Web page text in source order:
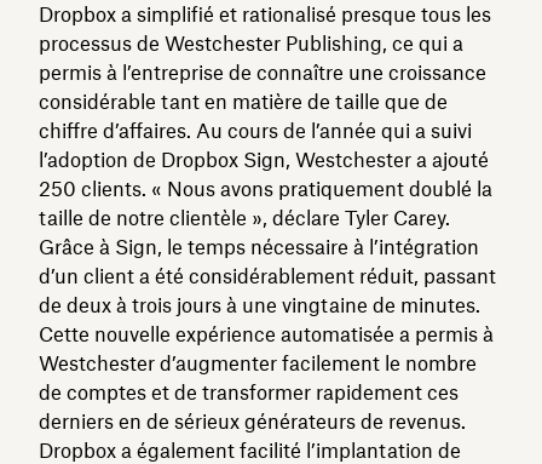
Dropbox a simplifié et rationalisé presque tous les
processus de Westchester Publishing, ce qui a
permis à l’entreprise de connaître une croissance
considérable tant en matière de taille que de
chiffre d’affaires. Au cours de l’année qui a suivi
l’adoption de Dropbox Sign, Westchester a ajouté
250 clients. « Nous avons pratiquement doublé la
taille de notre clientèle », déclare Tyler Carey.
Grâce à Sign, le temps nécessaire à l’intégration
d’un client a été considérablement réduit, passant
de deux à trois jours à une vingtaine de minutes.
Cette nouvelle expérience automatisée a permis à
Westchester d’augmenter facilement le nombre
de comptes et de transformer rapidement ces
derniers en de sérieux générateurs de revenus.
Dropbox a également facilité l’implantation de